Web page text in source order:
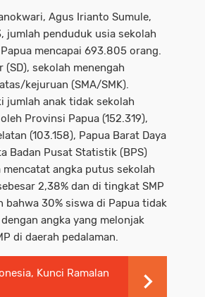
Agus Irianto Sumule,
jumlah penduduk usia sekolah
mencapai 693.805 orang.
sekolah menengah
kejuruan (SMA/SMK).
jumlah anak tidak sekolah
Provinsi Papua (152.319),
(103.158), Papua Barat Daya
Badan Pusat Statistik (BPS)
angka putus sekolah
2,38% dan di tingkat SMP
bahwa 30% siswa di Papua tidak
angka yang melonjak
di daerah pedalaman.
Kunci Ramalan